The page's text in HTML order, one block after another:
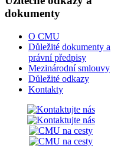
dokumenty
O CMU
Důležité dokumenty a
právní předpisy
Mezinárodní smlouvy
Důležité odkazy
Kontakty